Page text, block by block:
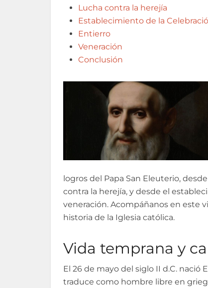
Lucha contra la herejía
Establecimiento de la
Entierro
Veneración
Conclusión
logros del Papa San Eleuterio,
contra la herejía, y desde el
veneración. Acompáñanos en este
historia de la Iglesia católica.
Vida temprana y
El 26 de mayo del siglo II d.C. nació
traduce como hombre libre en